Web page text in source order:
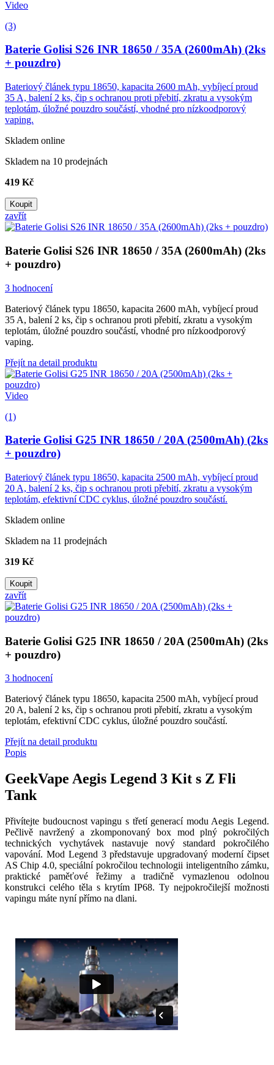
Video
(3)
Baterie Golisi S26 INR 18650 / 35A (2600mAh) (2ks
+ pouzdro)
Bateriový článek typu 18650, kapacita 2600 mAh, vybíjecí proud
35 A, balení 2 ks, čip s ochranou proti přebití, zkratu a vysokým
teplotám, úložné pouzdro součástí, vhodné pro nízkoodporový
vaping.
Skladem online
Skladem na 10 prodejnách
419 Kč
Koupit
zavřít
Baterie Golisi S26 INR 18650 / 35A (2600mAh) (2ks
+ pouzdro)
3 hodnocení
Bateriový článek typu 18650, kapacita 2600 mAh, vybíjecí proud
35 A, balení 2 ks, čip s ochranou proti přebití, zkratu a vysokým
teplotám, úložné pouzdro součástí, vhodné pro nízkoodporový
vaping.
Přejít na detail produktu
Video
(1)
Baterie Golisi G25 INR 18650 / 20A (2500mAh) (2ks
+ pouzdro)
Bateriový článek typu 18650, kapacita 2500 mAh, vybíjecí proud
20 A, balení 2 ks, čip s ochranou proti přebití, zkratu a vysokým
teplotám, efektivní CDC cyklus, úložné pouzdro součástí.
Skladem online
Skladem na 11 prodejnách
319 Kč
Koupit
zavřít
Baterie Golisi G25 INR 18650 / 20A (2500mAh) (2ks
+ pouzdro)
3 hodnocení
Bateriový článek typu 18650, kapacita 2500 mAh, vybíjecí proud
20 A, balení 2 ks, čip s ochranou proti přebití, zkratu a vysokým
teplotám, efektivní CDC cyklus, úložné pouzdro součástí.
Přejít na detail produktu
Popis
GeekVape Aegis Legend 3 Kit s Z Fli
Tank
Přivítejte budoucnost vapingu s třetí generací modu Aegis Legend.
Pečlivě navržený a zkomponovaný box mod plný pokročilých
technických vychytávek nastavuje nový standard pokročilého
vapování. Mod Legend 3 představuje upgradovaný moderní čipset
AS Chip 4.0, speciální pokročilou technologii inteligentního zámku,
praktické paměťové řežimy a tradičně vymazlenou odolnou
konstrukci celého těla s krytím IP68. Ty nejpokročilejší možnosti
vapingu máte nyní přímo na dlani.